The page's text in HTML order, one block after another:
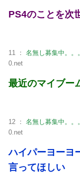
PS4のことを次
11 ： 名無し募集中。。
0.net
最近のマイブー
12 ： 名無し募集中。。
0.net
ハイパーヨーヨ
言ってほしい